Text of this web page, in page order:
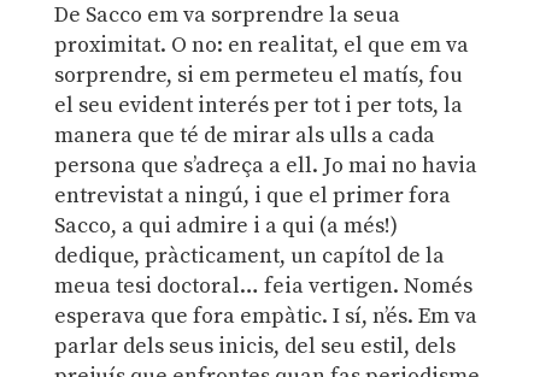
De Sacco em va sorprendre la seua
proximitat. O no: en realitat, el que em va
sorprendre, si em permeteu el matís, fou
el seu evident interés per tot i per tots, la
manera que té de mirar als ulls a cada
persona que s’adreça a ell. Jo mai no havia
entrevistat a ningú, i que el primer fora
Sacco, a qui admire i a qui (a més!)
dedique, pràcticament, un capítol de la
meua tesi doctoral… feia vertigen. Només
esperava que fora empàtic. I sí, n’és. Em va
parlar dels seus inicis, del seu estil, dels